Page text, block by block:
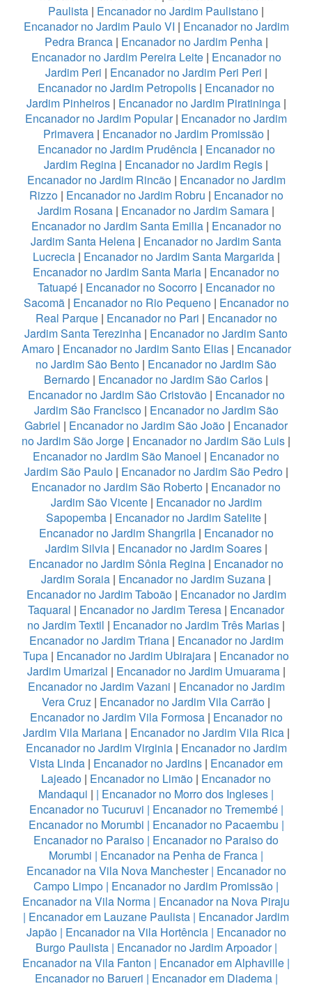
Paulista | Encanador no Jardim Paulistano |
Encanador no Jardim Paulo VI | Encanador no Jardim
Pedra Branca| Encanador no Jardim Penha|
Encanador no Jardim Pereira Leite| Encanador no
Jardim Peri | Encanador no Jardim Peri Peri |
Encanador no Jardim Petropolis | Encanador no
Jardim Pinheiros| Encanador no Jardim Piratininga|
Encanador no Jardim Popular| Encanador no Jardim
Primavera| Encanador no Jardim Promissão|
Encanador no Jardim Prudência| Encanador no
Jardim Regina | Encanador no Jardim Regis |
Encanador no Jardim Rincão| Encanador no Jardim
Rizzo| Encanador no Jardim Robru | Encanador no
Jardim Rosana | Encanador no Jardim Samara |
Encanador no Jardim Santa Emilia| Encanador no
Jardim Santa Helena | Encanador no Jardim Santa
Lucrecia| Encanador no Jardim Santa Margarida|
Encanador no Jardim Santa Maria | Encanador no
Tatuapé| Encanador no Socorro| Encanador no
Sacomã| Encanador no Rio Pequeno| Encanador no
Real Parque| Encanador no Pari | Encanador no
Jardim Santa Terezinha | Encanador no Jardim Santo
Amaro| Encanador no Jardim Santo Elias| Encanador
no Jardim São Bento | Encanador no Jardim São
Bernardo | Encanador no Jardim São Carlos |
Encanador no Jardim São Cristovão| Encanador no
Jardim São Francisco| Encanador no Jardim São
Gabriel | Encanador no Jardim São João | Encanador
no Jardim São Jorge | Encanador no Jardim São Luis |
Encanador no Jardim São Manoel | Encanador no
Jardim São Paulo| Encanador no Jardim São Pedro|
Encanador no Jardim São Roberto | Encanador no
Jardim São Vicente| Encanador no Jardim
Sapopemba| Encanador no Jardim Satelite|
Encanador no Jardim Shangrila| Encanador no
Jardim Silvia| Encanador no Jardim Soares|
Encanador no Jardim Sônia Regina | Encanador no
Jardim Soraia | Encanador no Jardim Suzana |
Encanador no Jardim Taboão| Encanador no Jardim
Taquaral | Encanador no Jardim Teresa | Encanador
no Jardim Textil | Encanador no Jardim Três Marias |
Encanador no Jardim Triana| Encanador no Jardim
Tupa | Encanador no Jardim Ubirajara | Encanador no
Jardim Umarizal | Encanador no Jardim Umuarama|
Encanador no Jardim Vazani | Encanador no Jardim
Vera Cruz | Encanador no Jardim Vila Carrão |
Encanador no Jardim Vila Formosa| Encanador no
Jardim Vila Mariana| Encanador no Jardim Vila Rica|
Encanador no Jardim Virginia| Encanador no Jardim
Vista Linda | Encanador no Jardins | Encanador em
Lajeado | Encanador no Limão | Encanador no
Mandaqui | | Encanador no Morro dos Ingleses |
Encanador no Tucuruvi | Encanador no Tremembé|
Encanador no Morumbi | Encanador no Pacaembu |
Encanador no Paraiso | Encanador no Paraiso do
Morumbi | Encanador na Penha de Franca |
Encanador na Vila Nova Manchester| Encanador no
Campo Limpo | Encanador no Jardim Promissão |
Encanador na Vila Norma | Encanador na Nova Piraju
| Encanador em Lauzane Paulista | Encanador Jardim
Japão| Encanador na Vila Hortência| Encanador no
Burgo Paulista| Encanador no Jardim Arpoador|
Encanador na Vila Fanton | Encanador em Alphaville |
Encanador no Barueri | Encanador em Diadema|